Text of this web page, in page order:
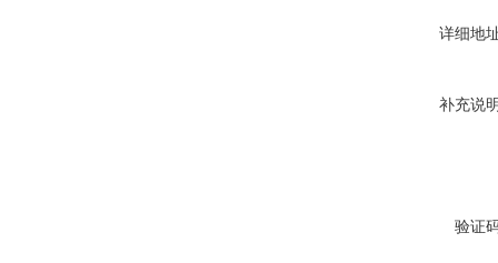
详细地
补充说
验证